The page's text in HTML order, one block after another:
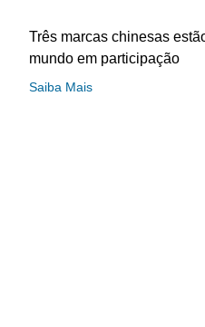
Três marcas chinesas
mundo em participação
Saiba Mais